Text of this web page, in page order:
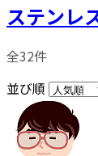
ステンレ
全32件
並び順